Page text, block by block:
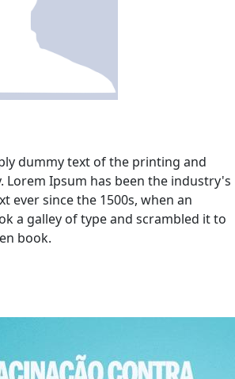
dummy text of the printing and
Lorem Ipsum has been the industry's
ever since the 1500s, when an
a galley of type and scrambled it to
book.